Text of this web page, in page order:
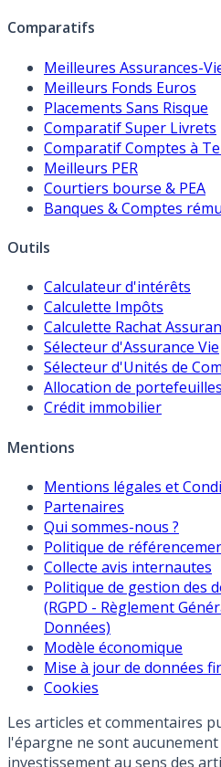
Comparatifs
Meilleures Assurances-
Meilleurs Fonds Euros
Placements Sans Risque
Comparatif Super Livrets
Comparatif Comptes à
Meilleurs PER
Courtiers bourse & PEA
Banques & Comptes
Outils
Calculateur d'intérêts
Calculette Impôts
Calculette Rachat
Sélecteur d'Assurance Vie
Sélecteur d'Unités de
Allocation de portefeuilles
Crédit immobilier
Mentions
Mentions légales et
Partenaires
Qui sommes-nous ?
Politique de
Collecte avis internautes
Politique de gestion des
(RGPD - Règlement
Données)
Modèle économique
Mise à jour de données
Cookies
Les articles et commentaires
l'épargne ne sont aucunement
investissement au sens des